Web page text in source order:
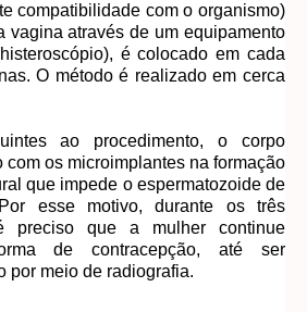
compatibilidade com o organismo)
vagina através de um equipamento
é colocado em cada
O método é realizado em cerca
ao procedimento, o corpo
com os microimplantes na formação
que impede o espermatozoide de
esse motivo, durante os três
preciso que a mulher continue
de contracepção, até ser
por meio de radiografia.